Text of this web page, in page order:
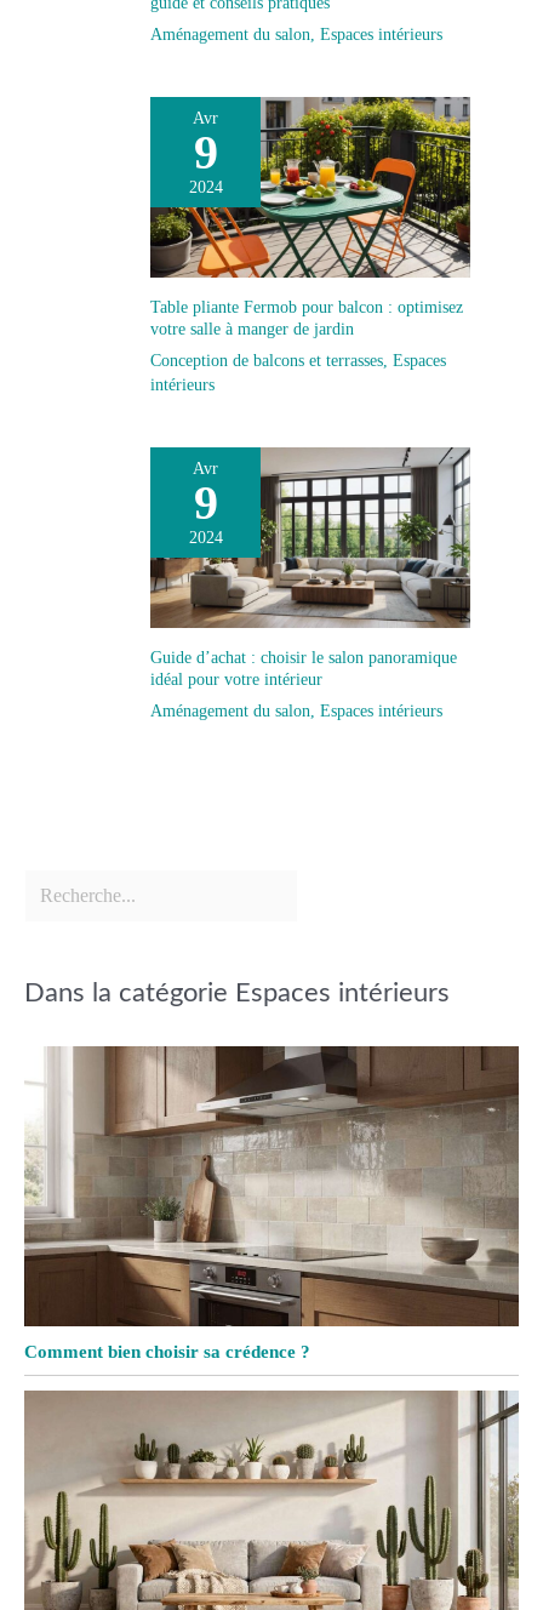
Aménagement du salon Espaces intérieurs
Avr
9
2024
Table pliante Fermob pour balcon : optimisez
votre salle à manger de jardin
Conception de balcons et terrasses Espaces
intérieurs
Avr
9
2024
Guide d’achat : choisir le salon panoramique
idéal pour votre intérieur
Aménagement du salon Espaces intérieurs
Dans la catégorie Espaces intérieurs
Comment bien choisir sa crédence ?